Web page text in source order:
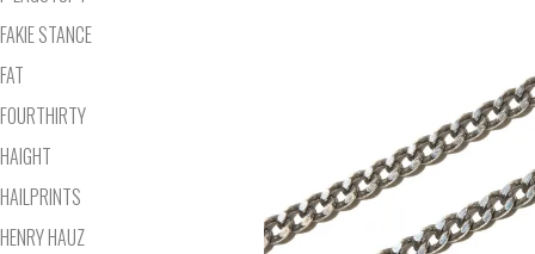
FAKIE STANCE
FAT
FOURTHIRTY
HAIGHT
HAILPRINTS
HENRY HAUZ